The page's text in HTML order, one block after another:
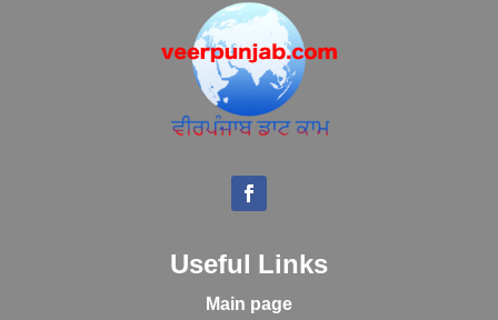
Useful Links
Main page